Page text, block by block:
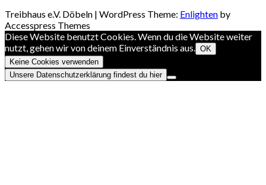
Treibhaus e.V. Döbeln | WordPress Theme: Enlighten by
Accesspress Themes
Diese Website benutzt Cookies. Wenn du die Website weiter
nutzt, gehen wir von deinem Einverständnis aus. OK
Keine Cookies verwenden
Unsere Datenschutzerklärung findest du hier